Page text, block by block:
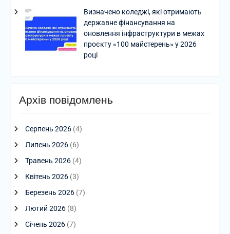
Визначено коледжі, які отримають
державне фінансування на
оновлення інфраструктури в межах
проєкту «100 майстерень» у 2026
році
Архів повідомлень
Серпень 2026(4)
Липень 2026(6)
Травень 2026(4)
Квітень 2026(3)
Березень 2026(7)
Лютий 2026(8)
Січень 2026(7)